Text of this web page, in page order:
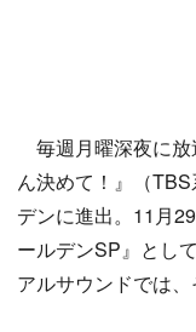
毎週月曜深夜に放
ん決めて！』（
デンに進出。11月
ールデンSP』とし
アルサウンドでは、